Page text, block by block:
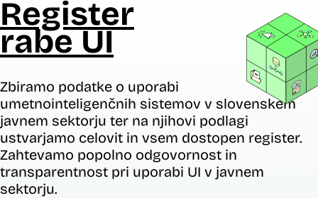
Register
rabe UI
Zbiramo podatke o uporabi
umetnointeligenčnih sistemov v slovenskem
javnem sektorju ter na njihovi podlagi
ustvarjamo celovit in vsem dostopen register.
Zahtevamo popolno odgovornost in
transparentnost pri uporabi UI v javnem
sektorju.